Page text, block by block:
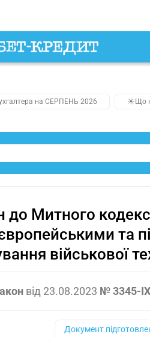
на СЕРПЕНЬ 2026 ☀️Що
Митного
та
військової
від 23.08.2023 № 3345-IX
Документ